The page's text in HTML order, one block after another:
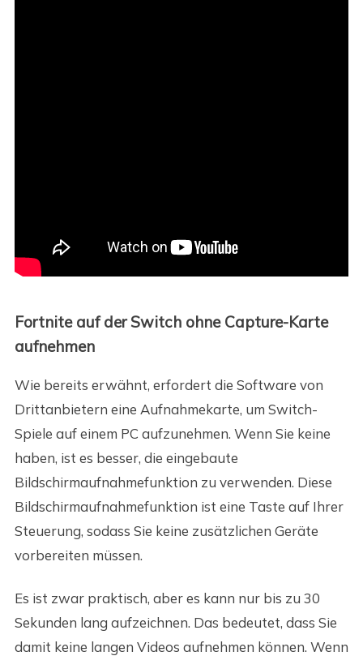
Fortnite auf der Switch ohne Capture-Karte
aufnehmen
Wie bereits erwähnt, erfordert die Software von
Drittanbietern eine Aufnahmekarte, um Switch-
Spiele auf einem PC aufzunehmen. Wenn Sie keine
haben, ist es besser, die eingebaute
Bildschirmaufnahmefunktion zu verwenden. Diese
Bildschirmaufnahmefunktion ist eine Taste auf Ihrer
Steuerung, sodass Sie keine zusätzlichen Geräte
vorbereiten müssen.
Es ist zwar praktisch, aber es kann nur bis zu 30
Sekunden lang aufzeichnen. Das bedeutet, dass Sie
damit keine langen Videos aufnehmen können. Wenn